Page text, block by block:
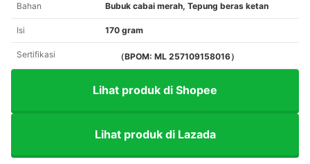
Bahan Bubuk cabai merah, Tepung beras ketan
Isi 170 gram
Sertifikasi （BPOM: ML 257109158016）
Lihat produk di Shopee
Lihat produk di Lazada